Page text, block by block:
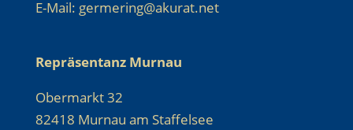
E-Mail: germering@akurat.net
Repräsentanz Murnau
Obermarkt 32
82418 Murnau am Staffelsee